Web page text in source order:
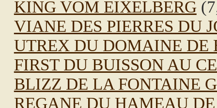
KING VOM EIXELBERG
VIANE DES PIERRES DU
UTREX DU DOMAINE DE
FIRST DU BUISSON AU
BLIZZ DE LA FONTAINE
REGANE DU HAMEAU DE